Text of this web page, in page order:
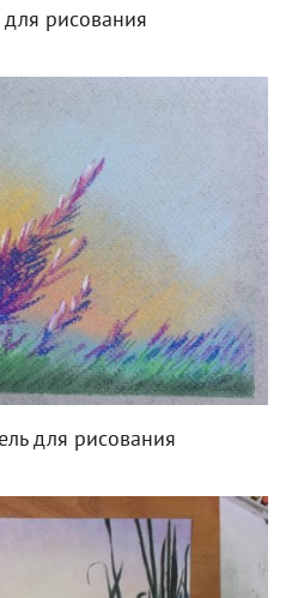
для рисования
для рисования